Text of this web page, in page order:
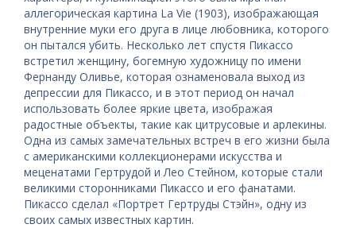
аллегорическая картина La Vie (1903), изображающая
внутренние муки его друга в лице любовника, которого
он пытался убить. Несколько лет спустя Пикассо
встретил женщину, богемную художницу по имени
Фернанду Оливье, которая ознаменовала выход из
депрессии для Пикассо, и в этот период он начал
использовать более яркие цвета, изображая
радостные объекты, такие как цитрусовые и арлекины.
Одна из самых замечательных встреч в его жизни была
с американскими коллекционерами искусства и
меценатами Гертрудой и Лео Стейном, которые стали
великими сторонниками Пикассо и его фанатами.
Пикассо сделал «Портрет Гертруды Стэйн», одну из
своих самых известных картин.